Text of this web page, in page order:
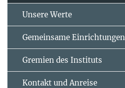
Unsere Werte
Gemeinsame Einrichtungen
Gremien des Instituts
Kontakt und Anreise